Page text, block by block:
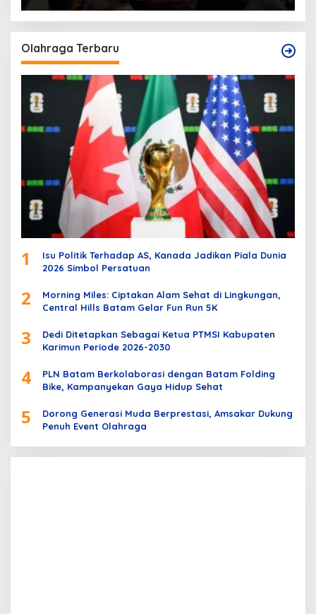
Olahraga Terbaru
1
Isu Politik Terhadap AS, Kanada Jadikan Piala Dunia
2026 Simbol Persatuan
2
Morning Miles: Ciptakan Alam Sehat di Lingkungan,
Central Hills Batam Gelar Fun Run 5K
3
Dedi Ditetapkan Sebagai Ketua PTMSI Kabupaten
Karimun Periode 2026-2030
4
PLN Batam Berkolaborasi dengan Batam Folding
Bike, Kampanyekan Gaya Hidup Sehat
5
Dorong Generasi Muda Berprestasi, Amsakar Dukung
Penuh Event Olahraga